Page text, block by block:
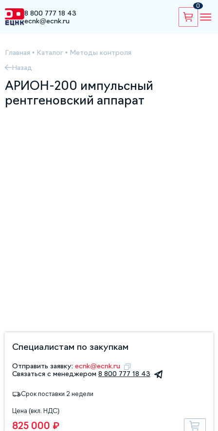
8 800 777 18 43
ecnk@ecnk.ru
0
Главная • Каталог • Методы контроля
Назад
АРИОН-200 импульсный
рентгеновский аппарат
Специалистам по закупкам
Отправить заявку: ecnk@ecnk.ru
Связаться с менеджером 8 800 777 18 43
Срок поставки 2 недели
Цена (вкл. НДС)
825 000 ₽